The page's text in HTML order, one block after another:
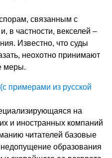
связанным с
в частности, векселей –
Известно, что суды
неохотно принимают
меры.
примерами из русской
на
и иностранных компаний
читателей базовые
образования